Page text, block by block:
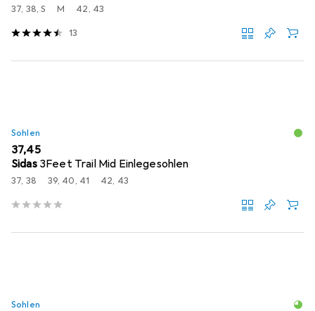
37, 38, S M 42, 43
13
Sohlen
EUR
37,45
Sidas 3Feet Trail Mid Einlegesohlen
37, 38 39, 40, 41 42, 43
Sohlen